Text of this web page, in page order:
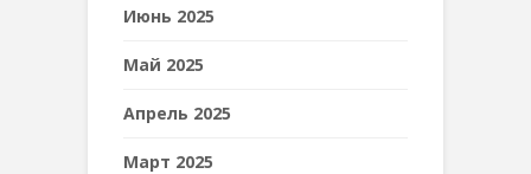
Июнь 2025
Май 2025
Апрель 2025
Март 2025